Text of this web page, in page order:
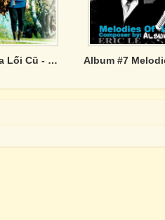
Đường Xưa Lối Cũ - CD014